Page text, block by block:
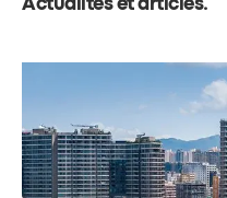
Actualités et articles.